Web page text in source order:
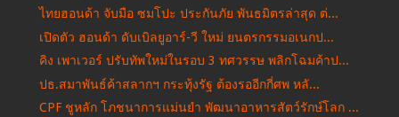
ไทยฮอนด้า จับมือ ซมโปะ ประกันภัย พันธมิตรล่าสุด ต่...
เปิดตัว ฮอนด้า ดับเบิลยูอาร์-วี ใหม่ ยนตรกรรมอเนกป...
คิง เพาเวอร์ ปรับทัพใหม่ในรอบ 3 ทศวรรษ พลิกโฉมค้าป...
ปธ.สมาพันธ์ค้าสลากฯ กระทุ้งรัฐ ต้องรออีกกี่ศพ หลั...
CPF ชูหลัก โภชนาการแม่นยำ พัฒนาอาหารสัตว์รักษ์โลก ...